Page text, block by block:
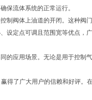
广泛应用。
保流体系统的正常运行。
体上油道的开闭。这种阀
设定点可调且范围宽等优点，
用场景。无论是用于控制
广大用户的信赖和好评。